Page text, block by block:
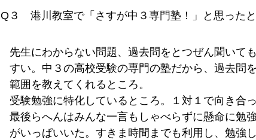
Q３　港川教室で「さすが中３専門塾！」と思った
先生にわからない問題、過去問をとつぜん聞いて
すい。中３の高校受験の専門の塾だから、過去問
範囲を教えてくれるところ。
受験勉強に特化しているところ。１対１で向き合
最後らへんはみんな一言もしゃべらずに懸命に勉
がいっぱいいた。すきま時間までも利用し、勉強し